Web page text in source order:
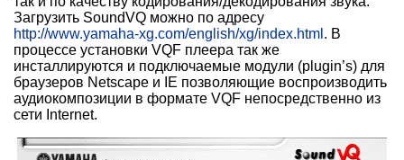
Загрузить SoundVQ можно по адресу
http://www.yamaha-xg.com/english/xg/index.html . В
процессе установки VQF плеера так же
инсталлируются и подключаемые модули (plugin’s) для
браузеров Netscape и IE позволяющие воспроизводить
аудиокомпозиции в формате VQF непосредственно из
сети Internet.